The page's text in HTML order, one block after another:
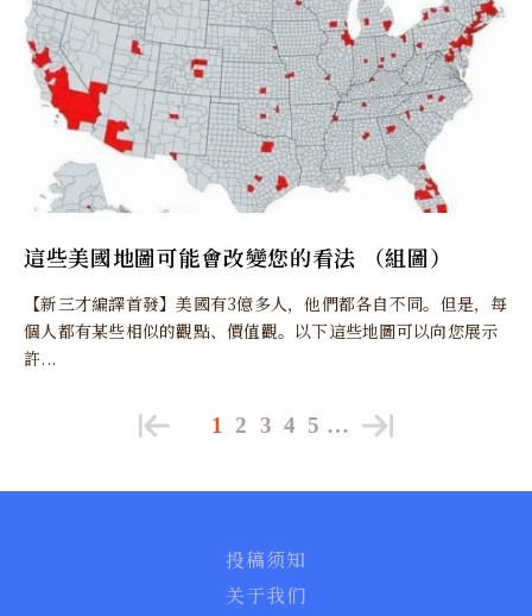
這些美國地圖可能會改變您的看法 （組圖）
【新三才編譯首發】美國有3億多人，他們都各自不同。但是，每
個人都有某些相似的觀點、價值觀。以下這些地圖可以向您展示
許...
1 2 3 4 5 …
投稿须知
关于我们